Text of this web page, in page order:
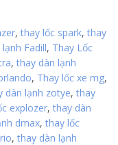
, thay lốc spark, thay
Fadill, Thay Lốc
, thay dàn lạnh
, Thay lốc xe mg,
dàn lạnh zotye, thay
explozer, thay dàn
dmax, thay lốc
, thay dàn lạnh